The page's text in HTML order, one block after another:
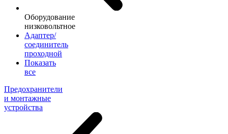
Оборудование
низковольтное
Адаптер/
соединитель
проходной
Показать
все
Предохранители
и монтажные
устройства